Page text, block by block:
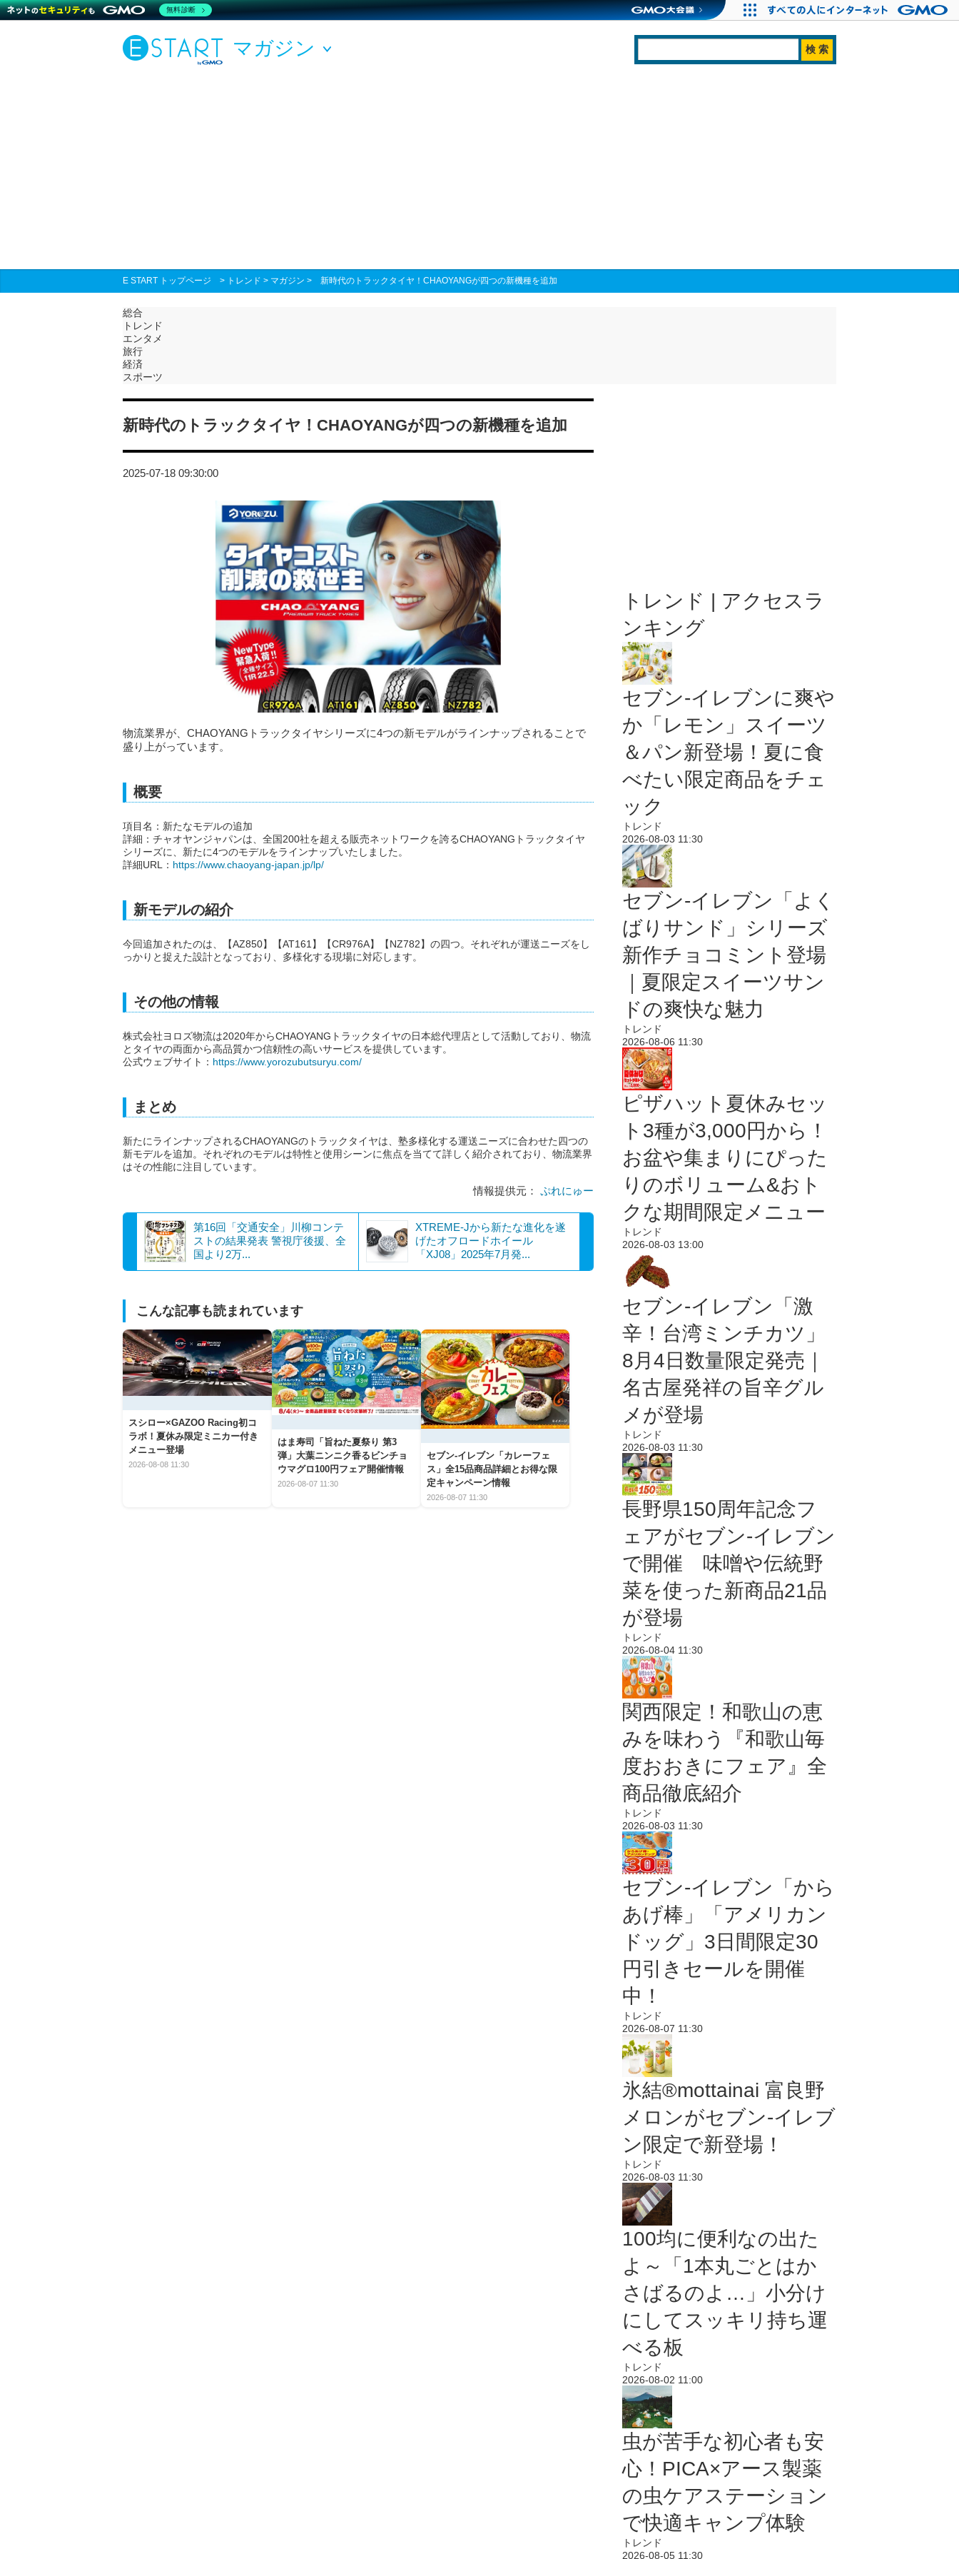
マガジン
E START トップページ > トレンド > マガジン > 新時代のトラックタイヤ！CHAOYANGが四つの新機種を追加
総合
トレンド
エンタメ
旅行
経済
スポーツ
新時代のトラックタイヤ！CHAOYANGが四つの新機種を追加
2025-07-18 09:30:00
物流業界が、CHAOYANGトラックタイヤシリーズに4つの新モデルがラインナップされることで
盛り上がっています。
概要
項目名：新たなモデルの追加
詳細：チャオヤンジャパンは、全国200社を超える販売ネットワークを誇るCHAOYANGトラックタイヤ
シリーズに、新たに4つのモデルをラインナップいたしました。
詳細URL： https://www.chaoyang-japan.jp/lp/
新モデルの紹介
今回追加されたのは、【AZ850】【AT161】【CR976A】【NZ782】の四つ。それぞれが運送ニーズをし
っかりと捉えた設計となっており、多様化する現場に対応します。
その他の情報
株式会社ヨロズ物流は2020年からCHAOYANGトラックタイヤの日本総代理店として活動しており、物流
とタイヤの両面から高品質かつ信頼性の高いサービスを提供しています。
公式ウェブサイト： https://www.yorozubutsuryu.com/
まとめ
新たにラインナップされるCHAOYANGのトラックタイヤは、塾多様化する運送ニーズに合わせた四つの
新モデルを追加。それぞれのモデルは特性と使用シーンに焦点を当てて詳しく紹介されており、物流業界
はその性能に注目しています。
情報提供元： ぷれにゅー
第16回「交通安全」川柳コンテ
ストの結果発表 警視庁後援、全
国より2万...
XTREME-Jから新たな進化を遂
げたオフロードホイール
「XJ08」2025年7月発...
こんな記事も読まれています
スシロー×GAZOO Racing初コ
ラボ！夏休み限定ミニカー付き
メニュー登場
2026-08-08 11:30
はま寿司「旨ねた夏祭り 第3
弾」大葉ニンニク香るビンチョ
ウマグロ100円フェア開催情報
2026-08-07 11:30
セブン‐イレブン「カレーフェ
ス」全15品商品詳細とお得な限
定キャンペーン情報
2026-08-07 11:30
トレンド | アクセスラ
ンキング
セブン‐イレブンに爽や
か「レモン」スイーツ
＆パン新登場！夏に食
べたい限定商品をチェ
ック
トレンド
2026-08-03 11:30
セブン‐イレブン「よく
ばりサンド」シリーズ
新作チョコミント登場
｜夏限定スイーツサン
ドの爽快な魅力
トレンド
2026-08-06 11:30
ピザハット夏休みセッ
ト3種が3,000円から！
お盆や集まりにぴった
りのボリューム&おト
クな期間限定メニュー
トレンド
2026-08-03 13:00
セブン-イレブン「激
辛！台湾ミンチカツ」
8月4日数量限定発売｜
名古屋発祥の旨辛グル
メが登場
トレンド
2026-08-03 11:30
長野県150周年記念フ
ェアがセブン-イレブン
で開催 味噌や伝統野
菜を使った新商品21品
が登場
トレンド
2026-08-04 11:30
関西限定！和歌山の恵
みを味わう『和歌山毎
度おおきにフェア』全
商品徹底紹介
トレンド
2026-08-03 11:30
セブン‐イレブン「から
あげ棒」「アメリカン
ドッグ」3日間限定30
円引きセールを開催
中！
トレンド
2026-08-07 11:30
氷結®mottainai 富良野
メロンがセブン‐イレブ
ン限定で新登場！
トレンド
2026-08-03 11:30
100均に便利なの出た
よ～「1本丸ごとはか
さばるのよ…」小分け
にしてスッキリ持ち運
べる板
トレンド
2026-08-02 11:00
虫が苦手な初心者も安
心！PICA×アース製薬
の虫ケアステーション
で快適キャンプ体験
トレンド
2026-08-05 11:30
無料診断